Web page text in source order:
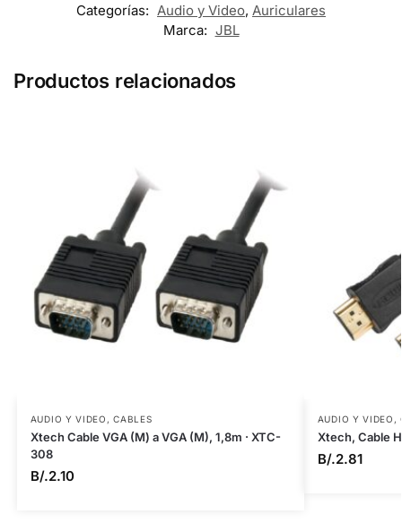
Categorías: Audio y Video, Auriculares
Marca: JBL
Productos relacionados
AUDIO Y VIDEO ,CABLES
Xtech Cable VGA (M) a VGA (M), 1,8m · XTC-
308
B/.2.10
AUDIO Y VIDEO ,
Xtech, Cable
B/.2.81